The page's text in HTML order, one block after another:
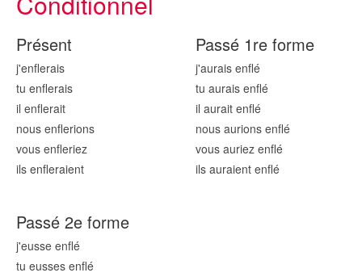
Présent
j'enflerais
tu enflerais
il enflerait
nous enflerions
vous enfleriez
ils enfleraient
Passé 1re forme
j'aurais enflé
tu aurais enflé
il aurait enflé
nous aurions enflé
vous auriez enflé
ils auraient enflé
Passé 2e forme
j'eusse enflé
tu eusses enflé